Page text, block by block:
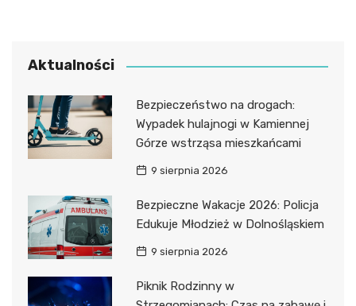
Aktualności
Bezpieczeństwo na drogach:
Wypadek hulajnogi w Kamiennej
Górze wstrząsa mieszkańcami
9 sierpnia 2026
Bezpieczne Wakacje 2026: Policja
Edukuje Młodzież w Dolnośląskiem
9 sierpnia 2026
Piknik Rodzinny w